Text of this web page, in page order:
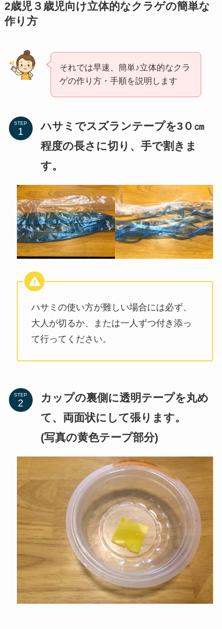
2歳児３歳児向け立体的なクラゲの簡単な
作り方
それでは早速、簡単♪立体的なクラ
ゲの作り方・手順を説明します
STEP
ハサミでスズランテープを3０㎝
程度の長さに切り、手で割きま
す。
ハサミの使い方が難しい場合には必ず、
大人が切るか、または一人ずつ付き添っ
て行ってください。
STEP
カップの裏側に透明テープを丸め
て、両面状にして張ります。
(写真の黄色テープ部分)